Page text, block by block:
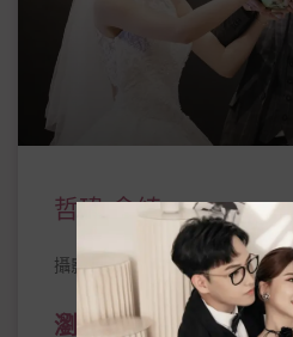
哲瑋 念綺
攝影:洪齊
瀏覽相簿 »